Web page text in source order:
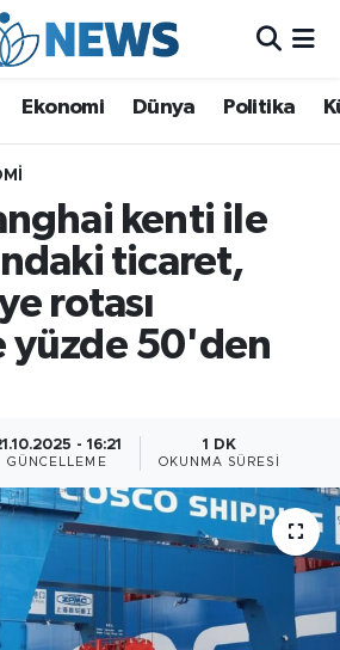
Ekonomi Dünya Politika
kenti ile
ticaret,
rotası
yüzde 50'den
- 16:21
GÜNCELLEME
1 DK
OKUNMA SÜRESI
ve Tarih